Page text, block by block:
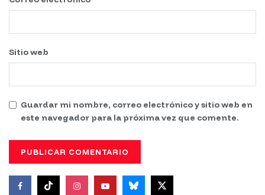
Sitio web
Guardar mi nombre, correo electrónico y sitio web en
este navegador para la próxima vez que comente.